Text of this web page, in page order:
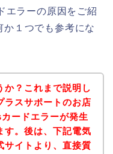
エラーの原因をご紹
１つでも参考にな
か？これまで説明し
ラスサポートのお店
ードエラーが発生
す。後は、下記電気
サイトより、直接質